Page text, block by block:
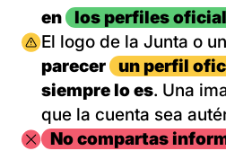
en
los perfiles
Imagen
El logo de la Junta o
parecer
un perfil
siempre lo es. Una
que la cuenta sea
ImagenNo compartas